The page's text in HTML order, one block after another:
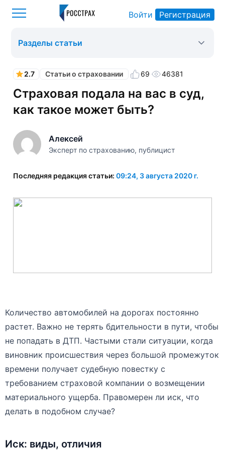
Войти Регистрация
2.7 Статьи о страховании 69 46381
Страховая подала на вас в суд,
как такое может быть?
Алексей
Эксперт по страхованию, публицист
Последняя редакция статьи: 09:24, 3 августа 2020 г.
Разделы статьи
Количество автомобилей на дорогах постоянно
растет. Важно не терять бдительности в пути, чтобы
не попадать в ДТП. Частыми стали ситуации, когда
виновник происшествия через большой промежуток
времени получает судебную повестку с
требованием страховой компании о возмещении
материального ущерба. Правомерен ли иск, что
делать в подобном случае?
Иск: виды, отличия